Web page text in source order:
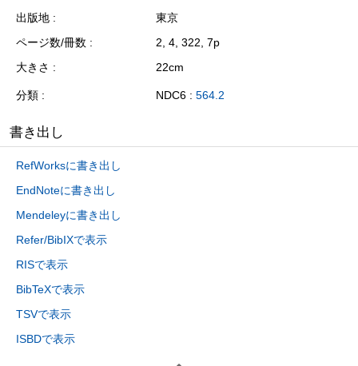
出版地
東京
ページ数/冊数
2, 4, 322, 7p
大きさ
22cm
分類 NDC6 : 564.2
書き出し
RefWorksに書き出し
EndNoteに書き出し
Mendeleyに書き出し
Refer/BibIXで表示
RISで表示
BibTeXで表示
TSVで表示
ISBDで表示